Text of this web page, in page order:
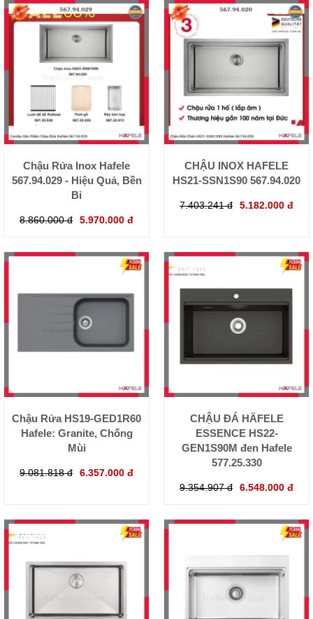
Chậu Rửa Inox Hafele
567.94.029 - Hiệu Quả, Bền
Bỉ
8.860.000 đ 5.970.000 đ
CHẬU INOX HAFELE
HS21-SSN1S90 567.94.020
7.403.241 đ 5.182.000 đ
Chậu Rửa HS19-GED1R60
Hafele: Granite, Chống
Mùi
9.081.818 đ 6.357.000 đ
CHẬU ĐÁ HÄFELE
ESSENCE HS22-
GEN1S90M đen Hafele
577.25.330
9.354.907 đ 6.548.000 đ